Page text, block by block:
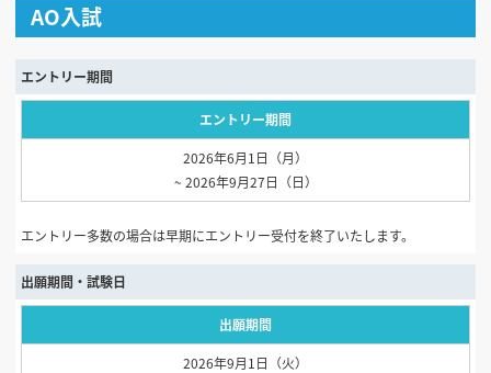
AO入試
エントリー期間
エントリー期間
2026年6月1日（月）
~ 2026年9月27日（日）
エントリー多数の場合は早期にエントリー受付を終了いたします。
出願期間・試験日
出願期間
2026年9月1日（火）